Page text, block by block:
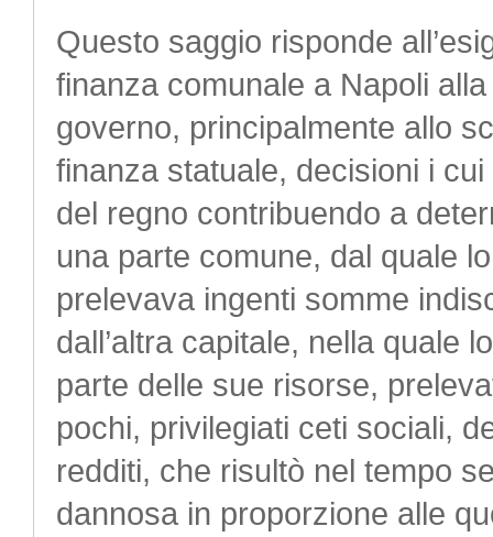
Questo saggio risponde
finanza comunale a Napoli
governo, principalmente allo
finanza statuale, decisioni i
del regno contribuendo a
una parte comune, dal quale
prelevava ingenti somme
dall’altra capitale, nella quale
parte delle sue risorse,
pochi, privilegiati ceti sociali,
redditi, che risultò nel tempo
dannosa in proporzione alle